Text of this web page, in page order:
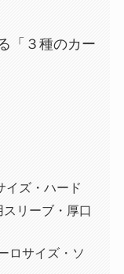
「３種のカー
ズ・ハード
リーブ・厚口
ロサイズ・ソ